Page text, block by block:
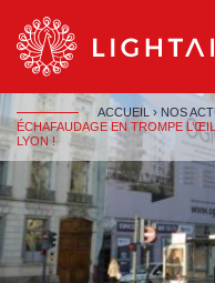
Aller au contenu
ACCUEIL › NOS
ÉCHAFAUDAGE EN TROMPE
LYON !